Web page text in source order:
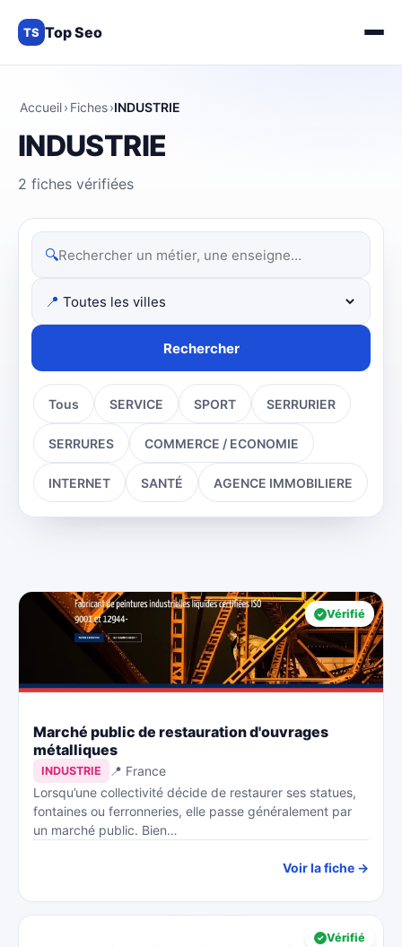
TS Top Seo
Accueil› Fiches›INDUSTRIE
INDUSTRIE
2 fiches vérifiées
🔍
📍
Rechercher
Tous SERVICE SPORT SERRURIER
SERRURES COMMERCE / ECONOMIE
INTERNET SANTÉ AGENCE IMMOBILIERE
Vérifié
Marché public de restauration d'ouvrages
métalliques
INDUSTRIE
📍 France
Lorsqu’une collectivité décide de restaurer ses statues,
fontaines ou ferronneries, elle passe généralement par
un marché public. Bien…
Voir la fiche →
Vérifié